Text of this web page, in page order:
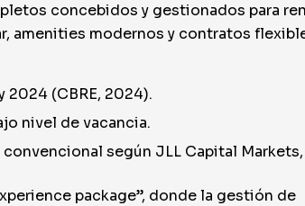
concebidos y gestionados para
amenities modernos y contratos
2024 (CBRE, 2024).
nivel de vacancia.
según JLL Capital
package”, donde la gestión de